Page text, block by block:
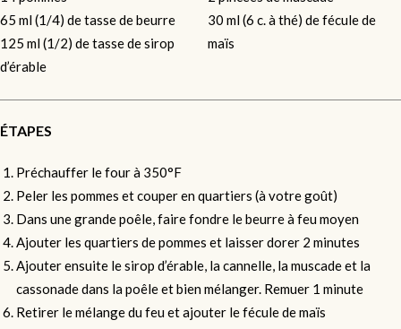
65 ml (1/4) de tasse de beurre
125 ml (1/2) de tassedesirop
d’érable
30 ml (6 c. à thé) de fécule de
maïs
ÉTAPES
Préchauffer le four à 350°F
Peler les pommes et couper en quartiers (à votre goût)
Dans une grande poêle, faire fondre le beurre à feu moyen
Ajouter les quartiers de pommes et laisser dorer 2 minutes
Ajouter ensuite le sirop d’érable, la cannelle, la muscade et la
cassonade dans la poêle et bien mélanger. Remuer 1 minute
Retirer le mélange du feu et ajouter le fécule de maïs